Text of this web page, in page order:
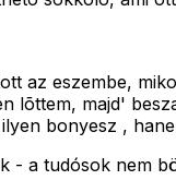
az eszembe,
lõttem, majd'
bonyesz ,
- a tudósok nem